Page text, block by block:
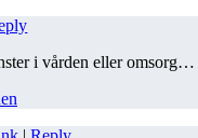
i vården eller omsorg…